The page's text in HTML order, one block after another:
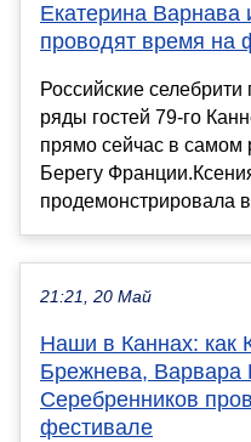
Екатерина
проводят время на
Российские
ряды гостей 79-го
прямо сейчас в самом
Берегу
продемонстрировала
21:21, 20 Май
Наши в Каннах: как
Брежнева,
Серебренников
фестивале